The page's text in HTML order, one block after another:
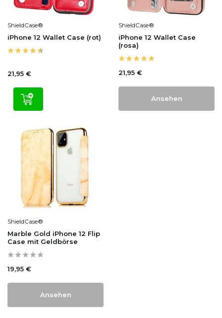
ShieldCase®
iPhone 12 Wallet Case (rot)
21,95 €
ShieldCase®
iPhone 12 Wallet Case
(rosa)
21,95 €
Ansehen
ShieldCase®
Marble Gold iPhone 12 Flip
Case mit Geldbörse
19,95 €
Ansehen